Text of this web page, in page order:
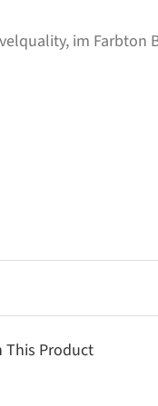
im Farbton
This Product